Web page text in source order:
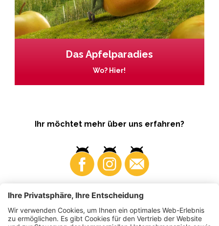
Das Apfelparadies
Wo? Hier!
Ihr möchtet mehr über uns erfahren?
Business Produzenten